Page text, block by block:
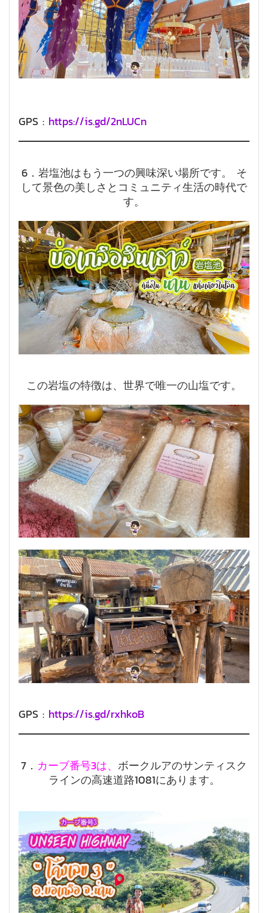
GPS : https://is.gd/2nLUCn
6．岩塩池はもう一つの興味深い場所です。 そ
して景色の美しさとコミュニティ生活の時代で
す。
この岩塩の特徴は、世界で唯一の山塩です。
GPS : https://is.gd/rxhkoB
7． カーブ番号3は、 ボークルアのサンティスク
ラインの高速道路1081にあります。